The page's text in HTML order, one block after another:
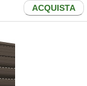
ACQUISTA